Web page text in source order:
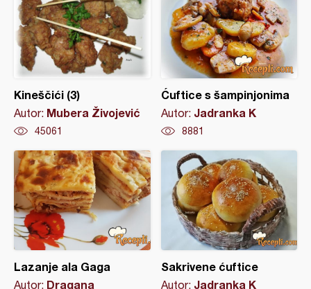
Kineščići (3)
Autor: Mubera Živojević
45061
Ćuftice s šampinjonima
Autor: Jadranka K
8881
Lazanje ala Gaga
Autor: Dragana
Sakrivene ćuftice
Autor: Jadranka K